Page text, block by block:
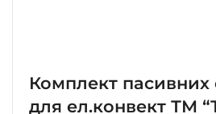
Комплект пасивних
для ел.конвект ТМ